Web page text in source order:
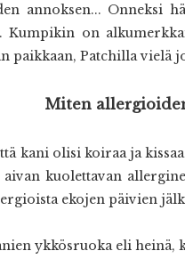
annoksen... Onneksi
on
paikkaan, Patchilla
Miten
kani olisi koiraa ja
kuolettavan
ekojen päivien
ykkösruoka eli heinä,